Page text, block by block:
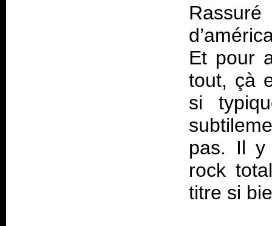
Et pour
tout, çà
si
pas. Il y
rock
titre si